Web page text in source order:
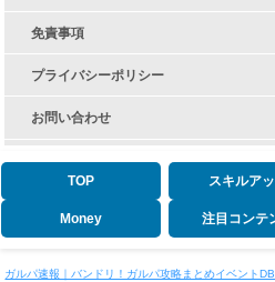
免責事項
プライバシーポリシー
お問い合わせ
TOP スキルア
Money 注目コンテ
ガルパ速報｜バンドリ！ガルパ攻略まとめイベントDB